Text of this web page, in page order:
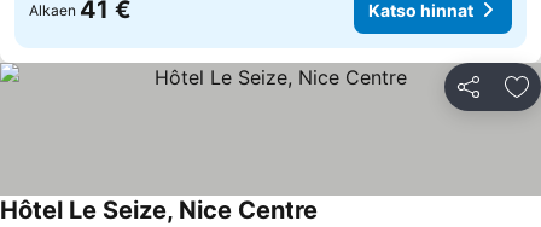
Alkaen 41 € Katso hinnat
Jaa
Hôtel Le Seize, Nice Centre